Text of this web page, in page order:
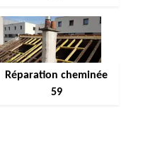
Réparation cheminée
59